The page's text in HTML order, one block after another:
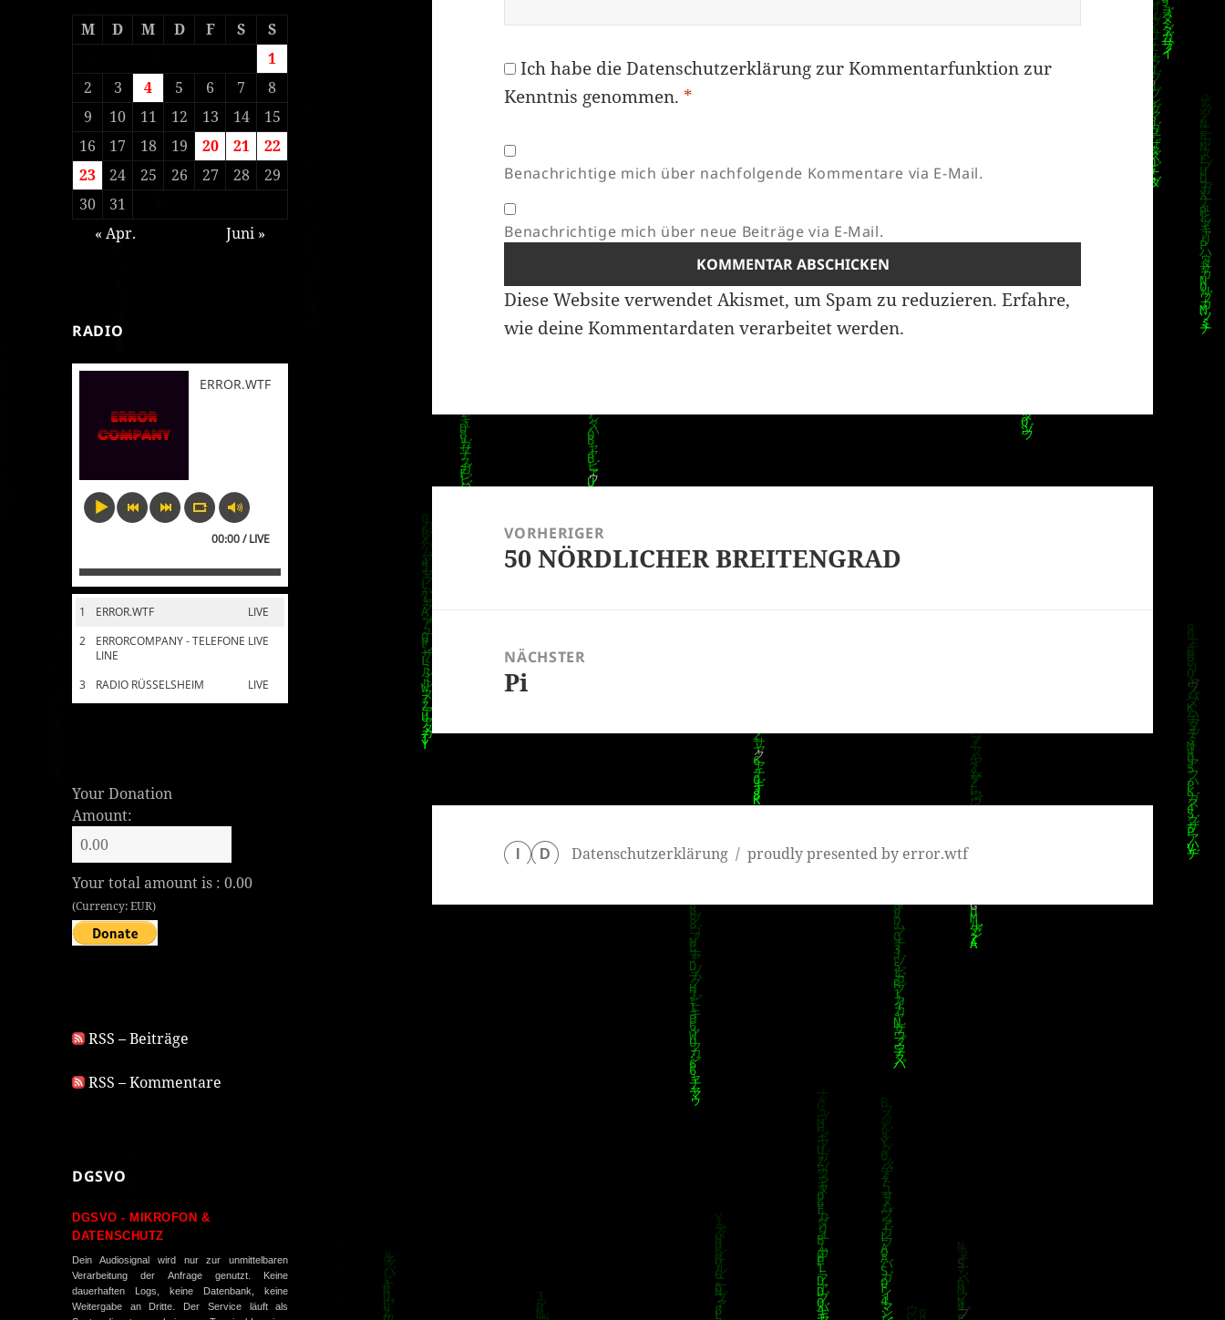
M D M D F S
S
1
2
3 4 5 6 7
8
9
10 11 12 13 14
15
16
17 18 19 20 21
22
23
24 25 26 27 28
29
30
31
« Apr.
Juni »
RADIO
ERROR.WTF
00:00 / LIVE
1 LIVE
ERROR.WTF
2
LIVE
ERRORCOMPANY - TELEFONE
LINE
3
LIVE
RADIO RÜSSELSHEIM
Your Donation
Amount:
Your total amount is :0.00
(Currency: EUR)
RSS – Beiträge
RSS – Kommentare
DGSVO
DGSVO - MIKROFON &
DATENSCHUTZ
Dein Audiosignal wird nur zur unmittelbaren
Verarbeitung der Anfrage genutzt. Keine
dauerhaften Logs, keine Datenbank, keine
Weitergabe an Dritte. Der Service läuft als
Ich habe dieDatenschutzerklärungzur Kommentarfunktion zur
Kenntnis genommen. *
Benachrichtige mich über nachfolgende Kommentare via E-Mail.
Benachrichtige mich über neue Beiträge via E-Mail.
Diese Website verwendet Akismet, um Spam zu reduzieren.Erfahre,
wie deine Kommentardaten verarbeitet werden.
VORHERIGER
Vorheriger
50 NÖRDLICHER BREITENGRAD
NÄCHSTER
Nächster
Pi
D Datenschutzerklärung proudly presented by error.wtf